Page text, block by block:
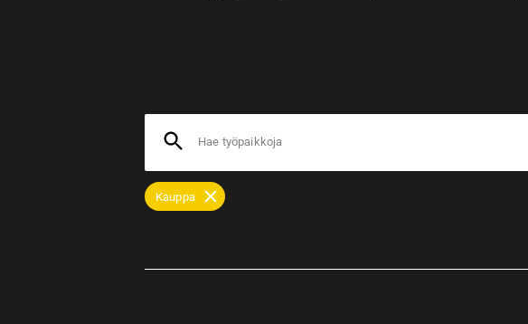
Hae työpaikkoja
Kauppa